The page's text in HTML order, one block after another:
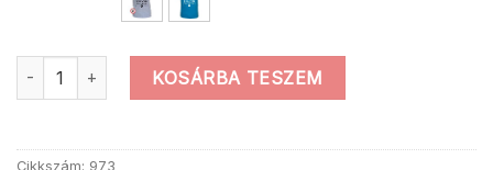
Mások között orvos póló mennyiség
KOSÁRBA TESZEM
Cikkszám: 973